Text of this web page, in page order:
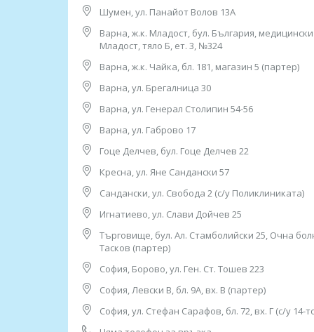
Работно време: 08.00ч до 16.00ч /от
15. София, ж.к. “Овча Купел″ 1, ул. “Д-р Васил
(до 21 ДКЦ), тел: 0882 592 021
Работно време: 08.00ч до 16.00ч /от
16. София, ж.к. “Разсадника”, ул. “Алеко
тел: 0885 901 129
Работно време: 08.00ч до 16.00ч /от
17. София, ж.к. “Свобода”, ул. ”Дилянка” 20
тел: 0888 816 174
Работно време:
08.00ч до 16.00ч /от понеделник до петък/
18. София, ж.к. “Суха река”, ул. "Емануил
(срещу 18 ДКЦ), тел: 0882 028 284
Работно време: 08.00ч до 16.00ч /от
19. София, с. Панчарево, ул. "Юрий Гагарин" 8
тел: 0882 861 421
Работно време:
Шумен, ул. Панайот Волов 13А
Варна, ж.к. Младост, бул. България,
Младост, тяло Б, ет. 3, №324
Варна, ж.к. Чайка, бл. 181, магазин 5 (партер)
Варна, ул. Брегалница 30
Варна, ул. Генерал Столипин 54-56
Варна, ул. Габрово 17
Гоце Делчев, бул. Гоце Делчев 22
Кресна, ул. Яне Сандански 57
Сандански, ул. Свобода 2 (с/у Поликлиниката)
Игнатиево, ул. Слави Дойчев 25
Търговище, бул. Ал. Стамболийски 25, Очна
Тасков (партер)
София, Борово, ул. Ген. Ст. Тошев 223
София, Левски В, бл. 9А, вх. В (партер)
София, ул. Стефан Сарафов, бл. 72, вх. Г (с/у 14-